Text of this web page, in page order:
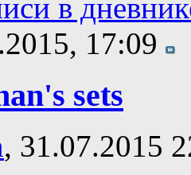
в
17:09
sets
, 31.07.2015